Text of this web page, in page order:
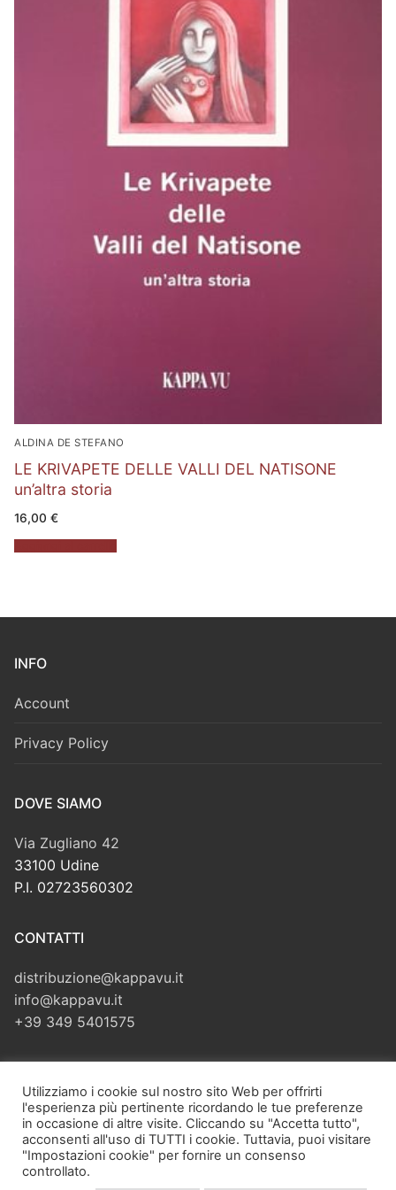
ALDINA DE STEFANO
LE KRIVAPETE DELLE VALLI DEL NATISONE
un’altra storia
16,00 €
INFO
Account
Privacy Policy
DOVE SIAMO
Via Zugliano 42
33100 Udine
P.I. 02723560302
CONTATTI
distribuzione@kappavu.it
info@kappavu.it
+39 349 5401575
Cerca:
Utilizziamo i cookie sul nostro sito Web per offrirti
l'esperienza più pertinente ricordando le tue preferenze
in occasione di altre visite. Cliccando su "Accetta tutto",
acconsenti all'uso di TUTTI i cookie. Tuttavia, puoi visitare
"Impostazioni cookie" per fornire un consenso
controllato.